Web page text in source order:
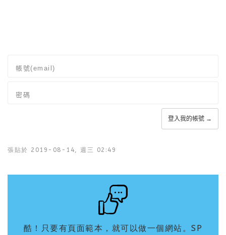
張貼於 2019-08-14, 週三 02:49
帳號(email)
密碼
登入我的帳號 →
酷！只要有頁面範本，就可以做一個網站。SP